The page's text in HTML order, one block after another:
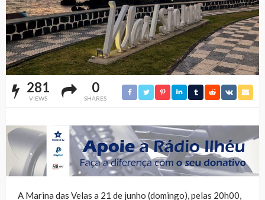
281
VIEWS
0
SHARES
A Marina das Velas a 21 de junho (domingo), pelas 20h00,